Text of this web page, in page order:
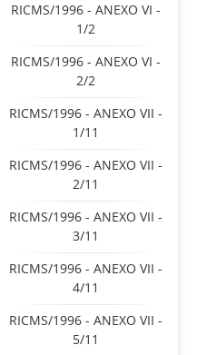
RICMS/1996 - ANEXO VI -
1/2
RICMS/1996 - ANEXO VI -
2/2
RICMS/1996 - ANEXO VII -
1/11
RICMS/1996 - ANEXO VII -
2/11
RICMS/1996 - ANEXO VII -
3/11
RICMS/1996 - ANEXO VII -
4/11
RICMS/1996 - ANEXO VII -
5/11